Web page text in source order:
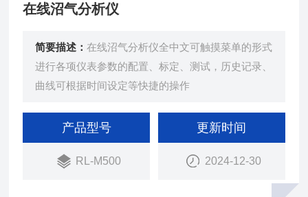
在线沼气分析仪
简要描述：在线沼气分析仪全中文可触摸菜单的形式
进行各项仪表参数的配置、标定、测试，历史记录、
曲线可根据时间设定等快捷的操作
产品型号
RL-M500
更新时间
2024-12-30